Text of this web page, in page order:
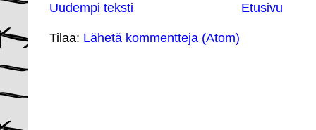
Uudempi teksti Etusivu
Tilaa: Lähetä kommentteja (Atom)